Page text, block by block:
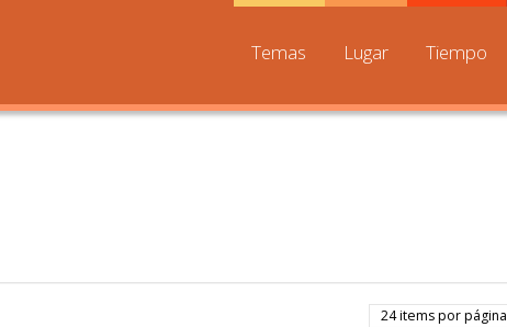
Temas Lugar Tiempo
24 items por página